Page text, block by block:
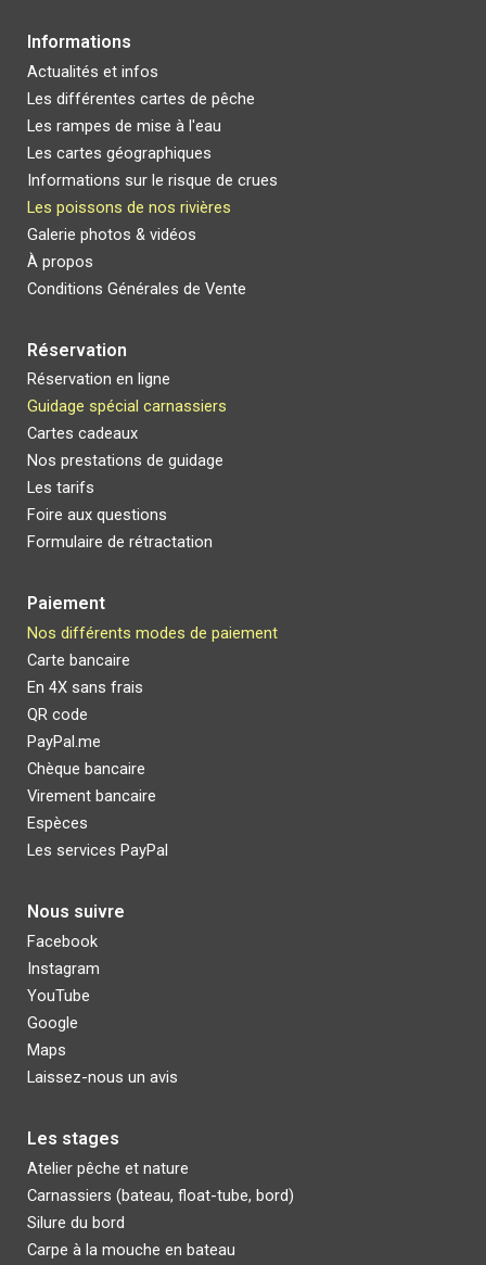
Informations
Actualités et infos
Les différentescartes de pêche
Les rampes de mise à l'eau
Les cartes géographiques
Informations sur le risque de crues
Les poissons de nos rivières
Galerie photos & vidéos
À propos
ConditionsGénérales deVente
Réservation
Réservation en ligne
Guidage spécial carnassiers
Cartes cadeaux
Nos prestations de guidage
Les tarifs
Foire aux questions
Formulaire de rétractation
Paiement
Nos différents modes de paiement
Carte bancaire
En 4X sans frais
QR code
PayPal.me
Chèque bancaire
Virement bancaire
Espèces
Les services PayPal
Nous suivre
Facebook
Instagram
YouTube
Google
Maps
Laissez-nous un avis
Les stages
Atelier pêche et nature
Carnassiers (bateau, float-tube,bord)
Silure du bord
Carpe à la mouche en bateau